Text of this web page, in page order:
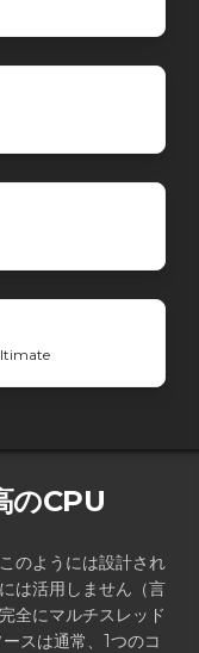
のCPU
のようには設計され
は活用しません（言
全にマルチスレッド
スは通常、1つのコ